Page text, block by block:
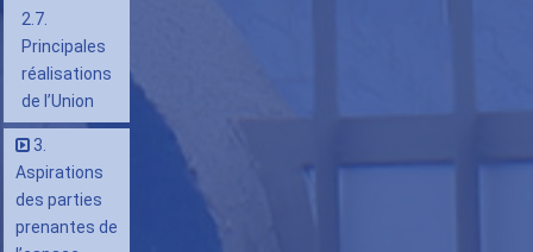
2.7.
Principales
réalisations
de l’Union
3.
Aspirations
des parties
prenantes de